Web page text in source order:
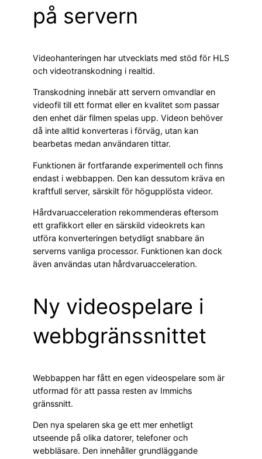
på servern
Videohanteringen har utvecklats med stöd för HLS
och videotranskodning i realtid.
Transkodning innebär att servern omvandlar en
videofil till ett format eller en kvalitet som passar
den enhet där filmen spelas upp. Videon behöver
då inte alltid konverteras i förväg, utan kan
bearbetas medan användaren tittar.
Funktionen är fortfarande experimentell och finns
endast i webbappen. Den kan dessutom kräva en
kraftfull server, särskilt för högupplösta videor.
Hårdvaruacceleration rekommenderas eftersom
ett grafikkort eller en särskild videokrets kan
utföra konverteringen betydligt snabbare än
serverns vanliga processor. Funktionen kan dock
även användas utan hårdvaruacceleration.
Ny videospelare i
webbgränssnittet
Webbappen har fått en egen videospelare som är
utformad för att passa resten av Immichs
gränssnitt.
Den nya spelaren ska ge ett mer enhetligt
utseende på olika datorer, telefoner och
webbläsare. Den innehåller grundläggande